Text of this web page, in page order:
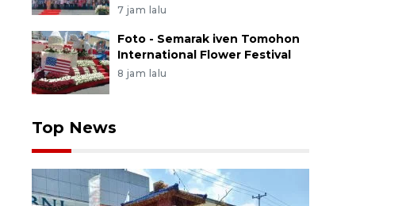
7 jam lalu
Foto - Semarak iven Tomohon
International Flower Festival
8 jam lalu
Top News